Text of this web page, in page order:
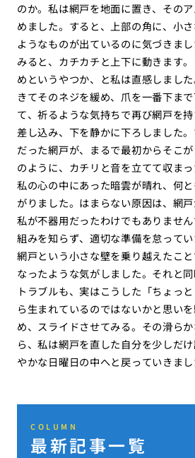
のか。私は網戸を地面に置き、その
めました。すると、上部の角に、小
ようなものが出ているのに気づきま
みると、カチカチと上下に動きます
めというやつか、と私は直感しまし
きてそのネジを緩め、爪を一番下ま
て、祈るような気持ちで再び網戸を
差し込み、下を静かに下ろしました
だった網戸が、まるで最初からそこ
のように、カチリと音を立てて収まっ
私の心の中にあった暗雲が晴れ、何
がりました。はまらない原因は、網戸
私が不器用だったわけでもありませ
組みを知らず、適切な準備を怠ってい
網戸という小さな壁を乗り越えたこ
なったような気がしました。それと
トラブルも、実はこうした「ちょっ
ら生まれているのではないかと思い
め、スライドさせてみる。その滑ら
ら、私は網戸を直した自分を少しだ
やかな日曜日の中へと戻っていきまし
COLUMN
最新記事一覧